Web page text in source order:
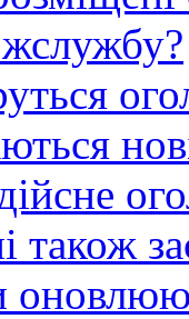
також